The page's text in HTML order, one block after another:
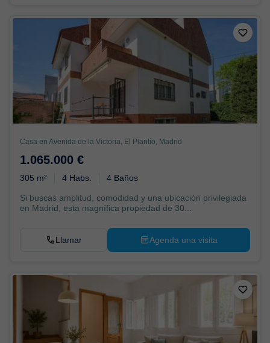
Casa en Avenida de la Victoria, El Plantío, Madrid
1.065.000 €
305 m² 4 Habs. 4 Baños
Si buscas amplitud, comodidad y una ubicación privilegiada
en Madrid, esta magnífica propiedad de 30...
Llamar Agenda una visita